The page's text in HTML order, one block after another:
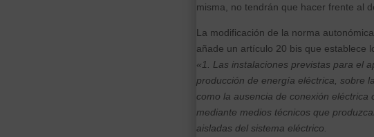
misma, no tendrán que hacer frente al
La modificación de la norma
añade un artículo 20 bis que establece
«1. Las instalaciones previstas para el
producción de energía eléctrica, sobre
como la ausencia de conexión
mediante medios técnicos que
aisladas del sistema eléctrico.